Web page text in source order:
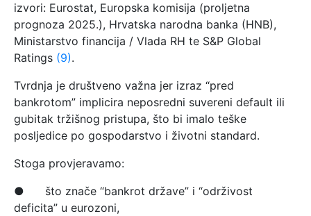
izvori: Eurostat, Europska komisija (proljetna
prognoza 2025.), Hrvatska narodna banka (HNB),
Ministarstvo financija / Vlada RH te S&P Global
Ratings (9).
Tvrdnja je društveno važna jer izraz “pred
bankrotom” implicira neposredni suvereni default ili
gubitak tržišnog pristupa, što bi imalo teške
posljedice po gospodarstvo i životni standard.
Stoga provjeravamo:
● što znače “bankrot države” i “održivost
deficita” u eurozoni,